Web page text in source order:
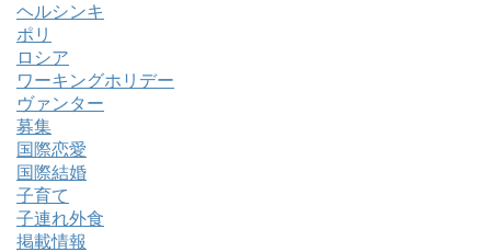
ヘルシンキ
ポリ
ロシア
ワーキングホリデー
ヴァンター
募集
国際恋愛
国際結婚
子育て
子連れ外食
掲載情報